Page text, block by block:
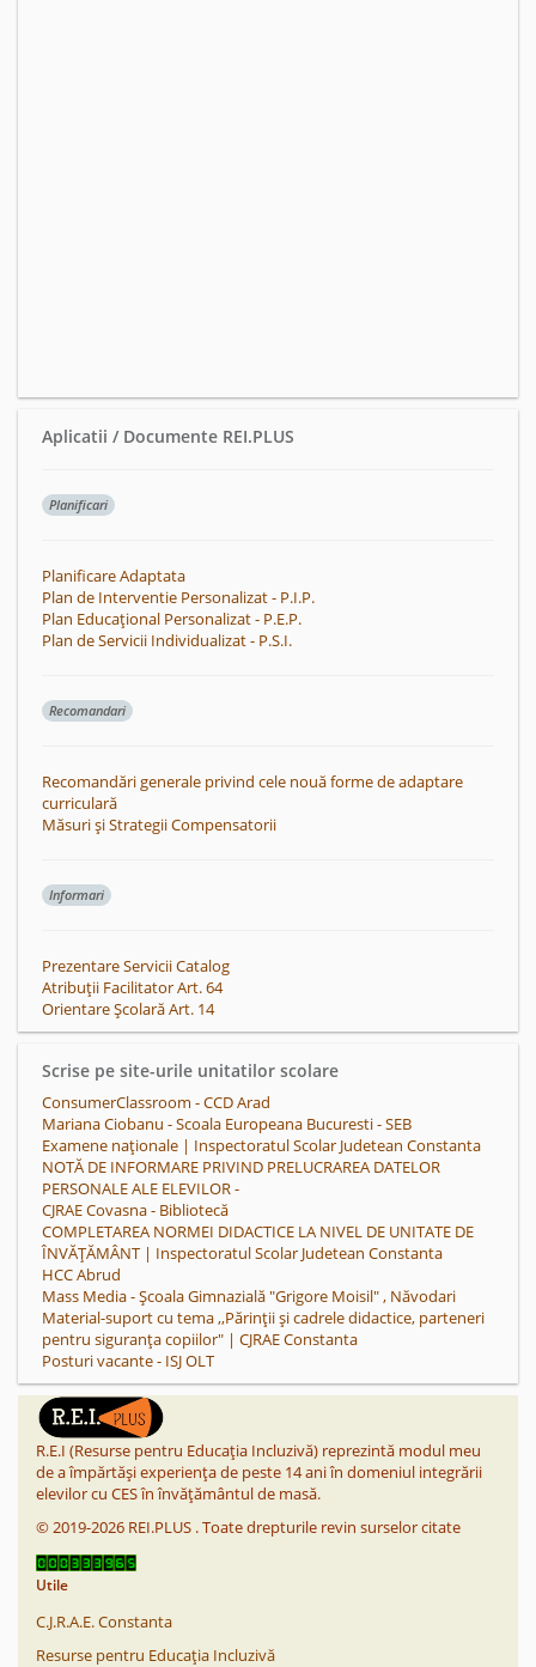
Aplicatii / Documente REI.PLUS
Planificari
Planificare Adaptata
Plan de Interventie Personalizat - P.I.P.
Plan Educațional Personalizat - P.E.P.
Plan de Servicii Individualizat - P.S.I.
Recomandari
Recomandări generale privind cele nouă forme de adaptare
curriculară
Măsuri și Strategii Compensatorii
Informari
Prezentare Servicii Catalog
Atribuții Facilitator Art. 64
Orientare Școlară Art. 14
Scrise pe site-urile unitatilor scolare
ConsumerClassroom - CCD Arad
Mariana Ciobanu - Scoala Europeana Bucuresti - SEB
Examene naționale | Inspectoratul Scolar Judetean Constanta
NOTĂ DE INFORMARE PRIVIND PRELUCRAREA DATELOR
PERSONALE ALE ELEVILOR -
CJRAE Covasna - Bibliotecă
COMPLETAREA NORMEI DIDACTICE LA NIVEL DE UNITATE DE
ÎNVĂȚĂMÂNT | Inspectoratul Scolar Judetean Constanta
HCC Abrud
Mass Media - Școala Gimnazială "Grigore Moisil" , Năvodari
Material-suport cu tema ,,Părinții și cadrele didactice, parteneri
pentru siguranța copiilor" | CJRAE Constanta
Posturi vacante - ISJ OLT
R.E.I (Resurse pentru Educația Incluzivă) reprezintă modul meu
de a împărtăși experiența de peste 14 ani în domeniul integrării
elevilor cu CES în învățământul de masă.
©2019-2026 REI.PLUS .Toate drepturile revin surselor citate
Utile
C.J.R.A.E. Constanta
Resurse pentru Educația Incluzivă